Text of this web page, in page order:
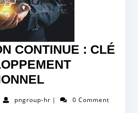
CONTINUE : CLÉ
FORMATION
CONTINUE
pngroup-hrpngroup-
| 0 Comment